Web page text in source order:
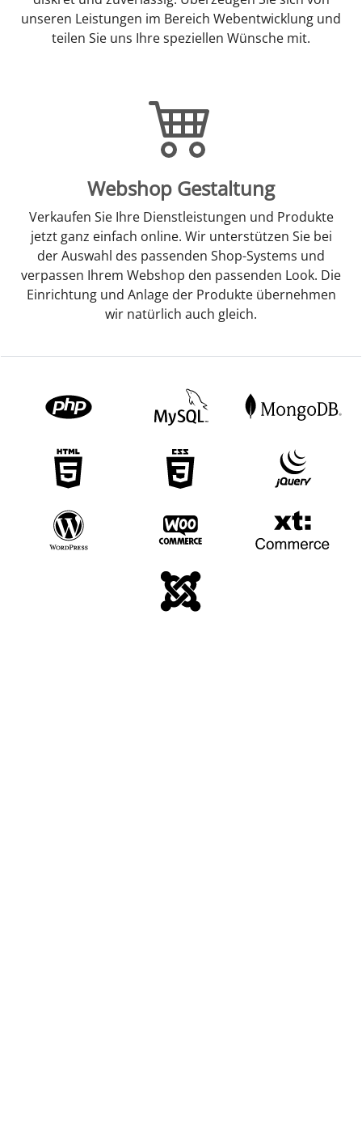
unseren Leistungen im Bereich Webentwicklung und
teilen Sie uns Ihre speziellen Wünsche mit.
Webshop Gestaltung
Verkaufen Sie Ihre Dienstleistungen und Produkte
jetzt ganz einfach online. Wir unterstützen Sie bei
der Auswahl des passenden Shop-Systems und
verpassen Ihrem Webshop den passenden Look. Die
Einrichtung und Anlage der Produkte übernehmen
wir natürlich auch gleich.